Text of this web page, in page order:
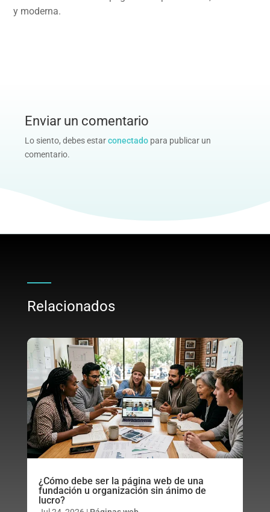
y moderna.
Enviar un comentario
Lo siento, debes estarconectado para publicar un
comentario.
Relacionados
¿Cómo debe ser la página web de una
fundación u organización sin ánimo de
lucro?